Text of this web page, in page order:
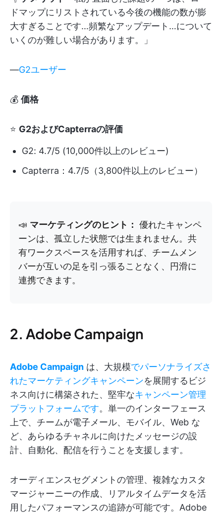
ドマップにリストされている今後の機能の数が膨
大すぎることです…頻繁なアップデート…について
いくのが難しい場合があります。」
—G2ユーザー
💰 価格
⭐ G2およびCapterraの評価
G2: 4.7/5 (10,000件以上のレビュー)
Capterra：4.7/5（3,800件以上のレビュー）
📣 マーケティングのヒント： 優れたキャンペ
ーンは、孤立した状態では生まれません。共
有ワークスペースを活用すれば、チームメン
バーが互いの足を引っ張ることなく、円滑に
連携できます。
2. Adobe Campaign
Adobe Campaign は、大規模でパーソナライズさ
れたマーケティングキャンペーンを展開するビジ
ネス向けに構築された、堅牢なキャンペーン管理
プラットフォームです。単一のインターフェース
上で、チームが電子メール、モバイル、Web な
ど、あらゆるチャネルに向けたメッセージの設
計、自動化、配信を行うことを支援します。
オーディエンスセグメントの管理、複雑なカスタ
マージャーニーの作成、リアルタイムデータを活
用したパフォーマンスの追跡が可能です。Adobe